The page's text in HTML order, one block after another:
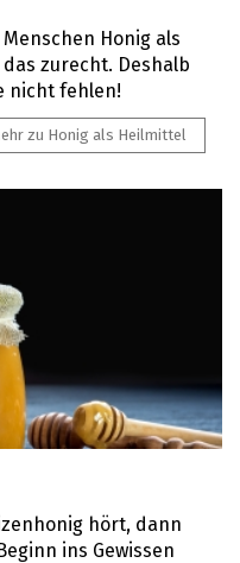
Honig als
zurecht. Deshalb
nicht fehlen!
zu Honig als Heilmittel
hört, dann
ins Gewissen